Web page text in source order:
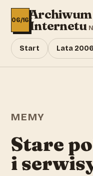
06/16Archiwum
Internetu
Start Lata
MEMY
Stare
i